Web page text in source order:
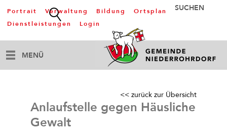
Portrait Verwaltung Bildung
Ortsplan
Dienstleistungen
Login
MENÜ
<< zurück zur Übersicht
Anlaufstelle gegen Häusliche
Gewalt